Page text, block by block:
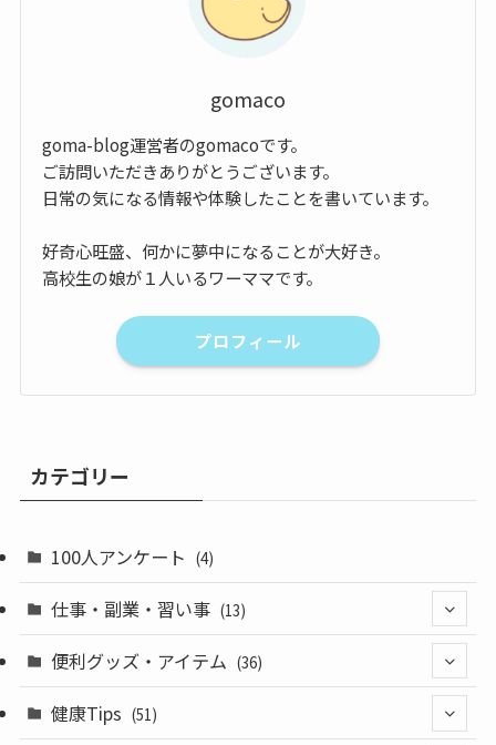
gomaco
goma-blog運営者のgomacoです。
ご訪問いただきありがとうございます。
日常の気になる情報や体験したことを書いています。
好奇心旺盛、何かに夢中になることが大好き。
高校生の娘が１人いるワーママです。
プロフィール
カテゴリー
100人アンケート (4)
仕事・副業・習い事 (13)
(3)
(5)
便利グッズ・アイテム (36)
(8)
健康Tips (51)